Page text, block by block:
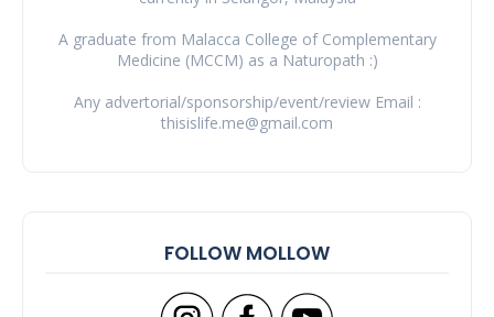
A graduate from Malacca College of Complementary
Medicine (MCCM) as a Naturopath :)
Any advertorial/sponsorship/event/review Email :
thisislife.me@gmail.com
FOLLOW MOLLOW